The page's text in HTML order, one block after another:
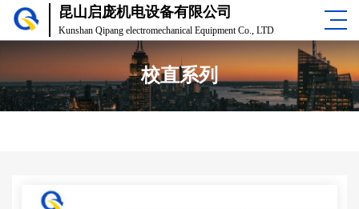
昆山启庞机电设备有限公司
Kunshan Qipang electromechanical Equipment Co., LTD
校直系列